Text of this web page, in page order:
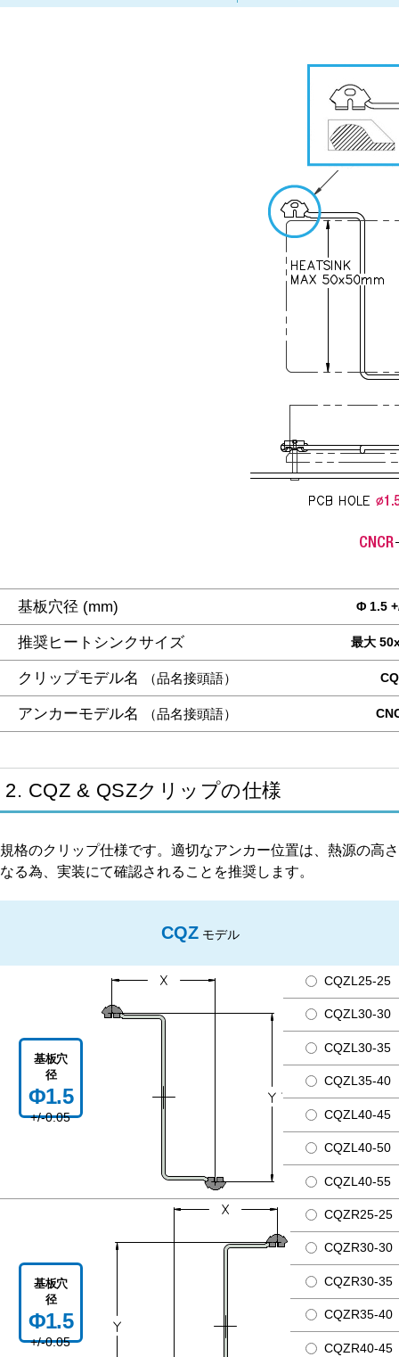
基板穴径 (mm) Φ 1.5
推奨ヒートシンクサイズ 最大
クリップモデル名 （品名接頭語）
アンカーモデル名 （品名接頭語）
2. CQZ & QSZクリップの仕様
規格のクリップ仕様です。適切なアンカー位置は、熱源の高
なる為、実装にて確認されることを推奨します。
CQZ モデル
基板穴
径
Φ1.5
+/-0.05
CQZL25-25
CQZL30-30
CQZL30-35
CQZL35-40
CQZL40-45
CQZL40-50
CQZL40-55
基板穴
径
Φ1.5
+/-0.05
CQZR25-25
CQZR30-30
CQZR30-35
CQZR35-40
CQZR40-45